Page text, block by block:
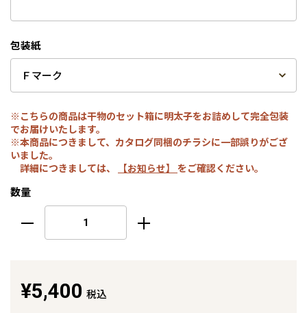
包装紙
※こちらの商品は干物のセット箱に明太子をお詰めして完全包装
でお届けいたします。
※本商品につきまして、カタログ同梱のチラシに一部誤りがござ
いました。
詳細につきましては、
【お知らせ】 をご確認ください。
数量
¥5,400 税込